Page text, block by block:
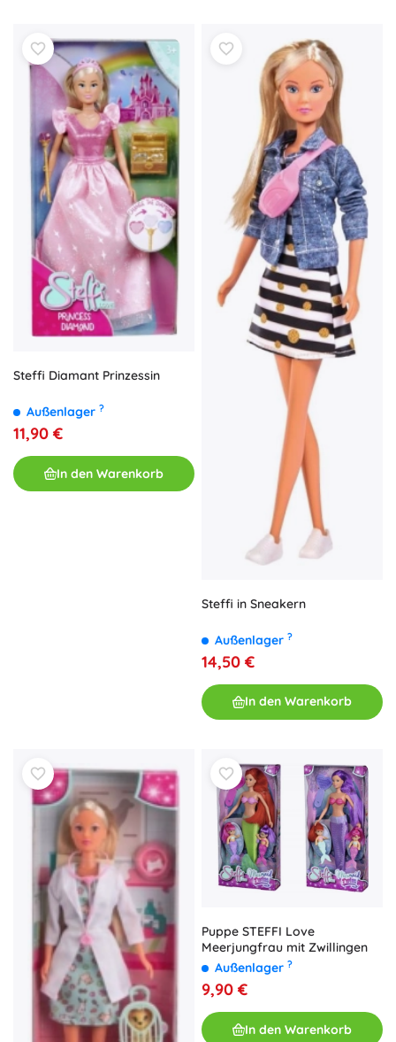
Steffi Diamant Prinzessin
Außenlager ?
11,90 €
In den Warenkorb
Steffi in Sneakern
Außenlager ?
14,50 €
In den Warenkorb
Puppe STEFFI Love
Meerjungfrau mit Zwillingen
Außenlager ?
9,90 €
In den Warenkorb